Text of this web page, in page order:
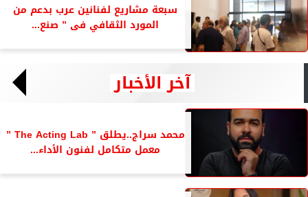
سبعة مشاريع لفنانين عرب بدعم من
المورد الثقافي فى ” صنع...
آخر الأخبار
محمد سراج..يطلق ” The Acting Lab ”
معمل متكامل لفنون الأداء...